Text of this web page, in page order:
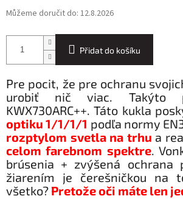
Můžeme doručit do: 12.8.2026
Přidat do košíku
Pre pocit, že pre ochranu
urobiť nič viac. Takýto
KWX730ARC++. Táto kukla
optiku 1/1/1/1 podľa normy
rozptylom svetla na trhu a
celom farebnom spektre.
brúsenia + zvýšená ochrana
žiarením je čerešničkou na
všetko? Pretože oči máte len